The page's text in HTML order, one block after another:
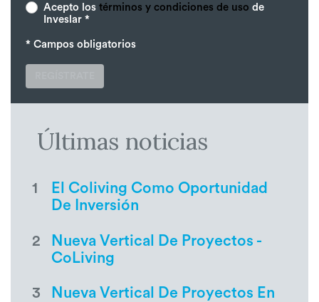
Acepto los términos y condiciones de uso de
Inveslar *
* Campos obligatorios
Últimas noticias
1
El Coliving Como Oportunidad
De Inversión
2
Nueva Vertical De Proyectos -
CoLiving
3
Nueva Vertical De Proyectos En